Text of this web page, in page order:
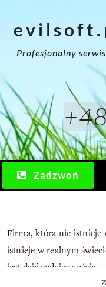
Profesjonalny
Zadzwoń
Usługi
Blog
Firma, która nie istnieje
istnieje w realnym
jest dziś codziennością…
Właśnie dlatego